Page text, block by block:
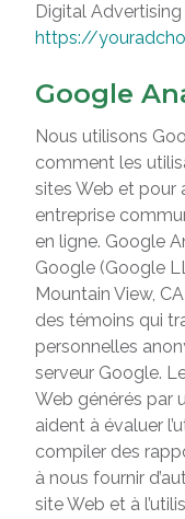
Digital Advertising
https://
Google
Nous utilisons
comment les
sites Web et pour
entreprise
en ligne. Google
Google (Google
Mountain View,
des témoins qui
personnelles
serveur Google.
Web générés par
aident à évaluer
compiler des
à nous fournir
site Web et à